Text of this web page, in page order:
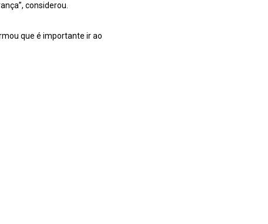
considerou.
que é importante ir ao